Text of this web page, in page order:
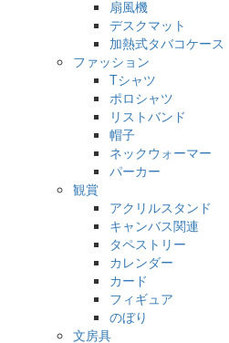
扇風機
デスクマット
加熱式タバコケース
ファッション
Tシャツ
ポロシャツ
リストバンド
帽子
ネックウォーマー
パーカー
観賞
アクリルスタンド
キャンバス関連
タペストリー
カレンダー
カード
フィギュア
のぼり
文房具